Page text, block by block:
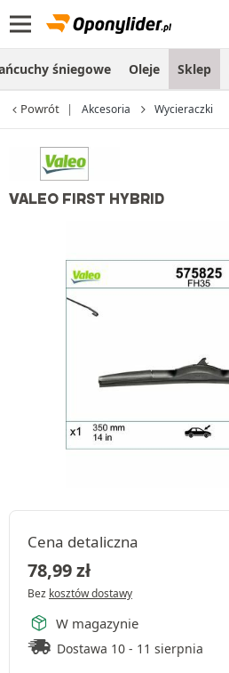
śniegowe Oleje Sklep
Powrót Akcesoria Wycieraczki
VALEO FIRST HYBRID
Cena detaliczna
78,99zł
Bez kosztów dostawy
W magazynie
Dostawa 10 - 11 sierpnia